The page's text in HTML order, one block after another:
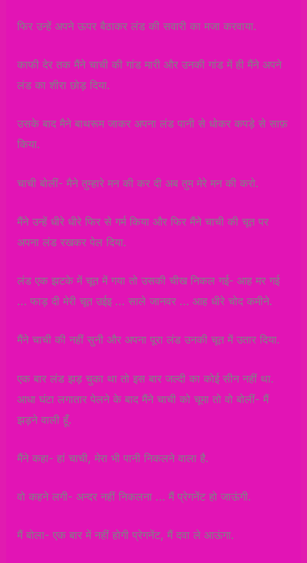
फिर उन्हें अपने ऊपर बैठाकर लंड की सवारी का मजा करवाया.
काफी देर तक मैंने चाची की गांड मारी और उनकी गांड में ही मैंने अपने
लंड का शीरा छोड़ दिया.
उसके बाद मैने बाथरूम जाकर अपना लंड पानी से धोकर कपड़े से साफ़
किया.
चाची बोलीं- मैने तुम्हारे मन की कर दी अब तुम मेरे मन की करो.
मैंने उन्हें धीरे धीरे फिर से गर्म किया और फिर मैंने चाची की चूत पर
अपना लंड रखकर पेल दिया.
लंड एक झटके में चूत में गया तो उसकी चीख निकल गई- आह मर गई
… फाड़ दी मेरी चूत उईइ … साले जानवर … आह धीरे चोद कमीने.
मैंने चाची की नहीं सुनी और अपना पूरा लंड उनकी चूत में उतार दिया.
एक बार लंड झड़ चुका था तो इस बार जल्दी का कोई सीन नहीं था.
आधा घंटा लगातार पेलने के बाद मैंने चाची को चूमा तो वो बोलीं- मैं
झड़ने वाली हूँ.
मैंने कहा- हां चाची, मेरा भी पानी निकलने वाला है.
वो कहने लगी- अन्दर नहीं निकलना … मैं प्रेगनेंट हो जाऊंगी.
मैं बोला- एक बार में नहीं होगी प्रेगनेंट, मैं दवा ले आऊंगा.